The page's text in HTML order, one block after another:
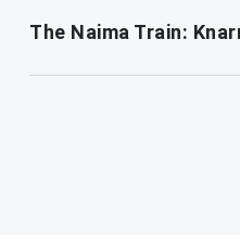
The Naima Train: